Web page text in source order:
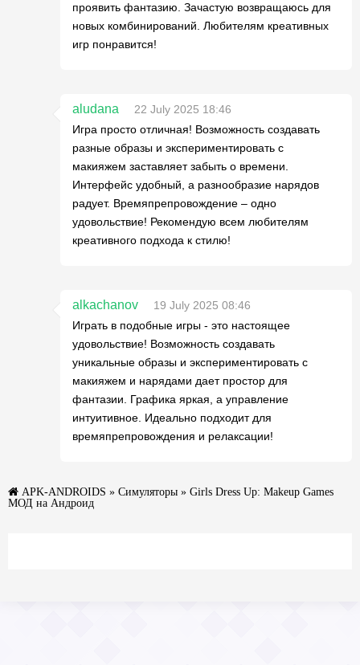
проявить фантазию. Зачастую возвращаюсь для
новых комбинирований. Любителям креативных
игр понравится!
aludana
22 July 2025 18:46
Игра просто отличная! Возможность создавать
разные образы и экспериментировать с
макияжем заставляет забыть о времени.
Интерфейс удобный, а разнообразие нарядов
радует. Времяпрепровождение – одно
удовольствие! Рекомендую всем любителям
креативного подхода к стилю!
alkachanov
19 July 2025 08:46
Играть в подобные игры - это настоящее
удовольствие! Возможность создавать
уникальные образы и экспериментировать с
макияжем и нарядами дает простор для
фантазии. Графика яркая, а управление
интуитивное. Идеально подходит для
времяпрепровождения и релаксации!
APK-ANDROIDS » Симуляторы » Girls Dress Up: Makeup Games
МОД на Андроид